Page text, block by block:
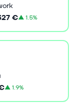
€▲1.5%
▲1.9%